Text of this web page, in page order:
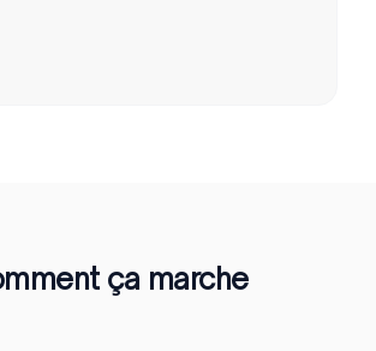
ça marche